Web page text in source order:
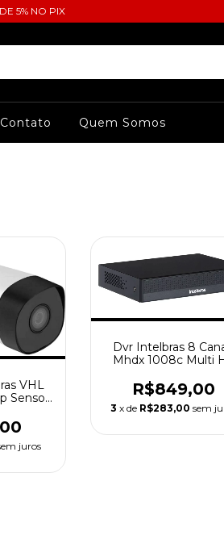
5% NO PIX
Contato Quem Somos
VHL
Sensor
OSD
juros
Dvr Intelbras 8
Mhdx 1008c Multi
R$849,00
3 x de R$283,00 sem